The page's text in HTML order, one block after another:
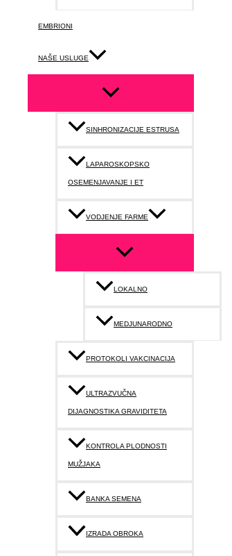
EMBRIONI
NAŠE USLUGE
SINHRONIZACIJE ESTRUSA
LAPAROSKOPSKO
OSEMENJAVANJE I ET
VODJENJE FARME
LOKALNO
MEDJUNARODNO
PROTOKOLI VAKCINACIJA
ULTRAZVUČNA
DIJAGNOSTIKA GRAVIDITETA
KONTROLA PLODNOSTI
MUŽJAKA
BANKA SEMENA
IZRADA OBROKA